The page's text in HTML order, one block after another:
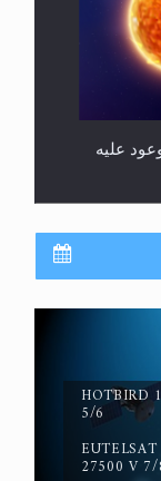
عليه
HOTBIRD
5/6
27500 V